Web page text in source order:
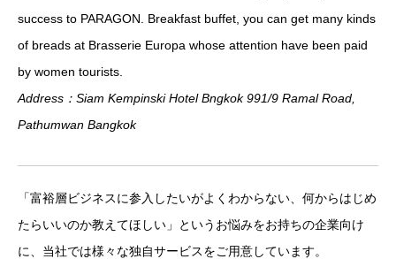
success to PARAGON. Breakfast buffet, you can get many kinds
of breads at Brasserie Europa whose attention have been paid
by women tourists.
Address：Siam Kempinski Hotel Bngkok 991/9 Ramal Road,
Pathumwan Bangkok
「富裕層ビジネスに参入したいがよくわからない、何からはじめ
たらいいのか教えてほしい」というお悩みをお持ちの企業向け
に、当社では様々な独自サービスをご用意しています。